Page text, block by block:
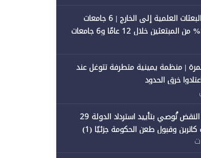
"متصدقش" تحلل بيانات البعثات العلمية إلى الخارج | 6 جامعات
حكومية تستحوذ على 53% من المبتعثين خلال 12 عامًا و6 جامعات
| منظمة يمينية متطرفة تتوغل عند
خرق الحدود
"متصدقش" تنفرد | نيابة النقض تُوصي بتأييد استرداد الدولة 29
وقبول طعن الحكومة جزئيًا (1)